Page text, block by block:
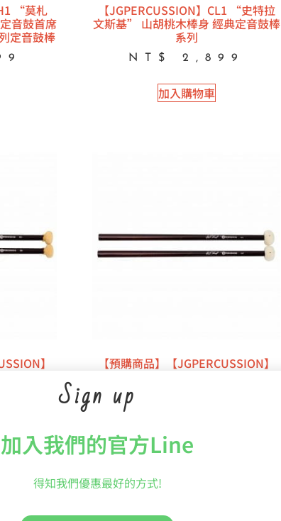
“莫札
音鼓首席
定音鼓棒
【JGPERCUSSION】CL1 “史特拉
文斯基” 山胡桃木棒身 經典定音鼓棒
系列
NT$ 2,899
加入購物車
】
哥愛樂
簽名系
【預購商品】【JGPERCUSSION】
哥愛樂定音鼓首席【大衛.赫爾伯特】
加入購物車
Sign up
加入我們的官方Line
得知我們優惠最好的方式!